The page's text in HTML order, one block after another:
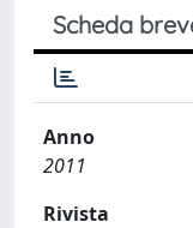
Scheda
Anno
2011
Rivista